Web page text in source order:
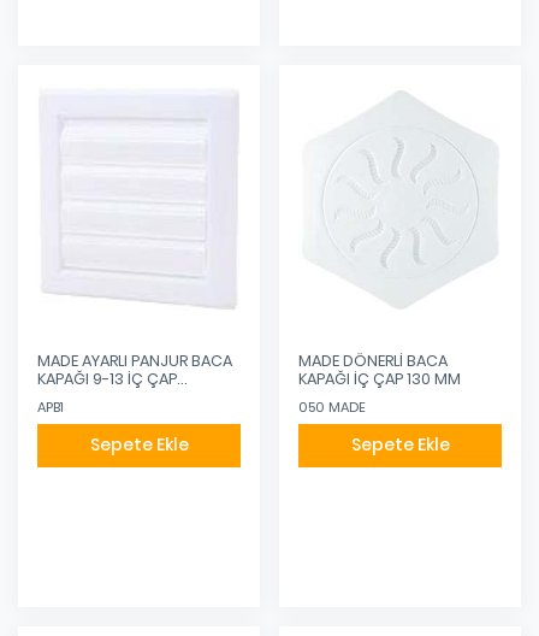
MADE AYARLI PANJUR BACA
KAPAĞI 9-13 İÇ ÇAP
APB1
Sepete Ekle
MADE DÖNERLİ BACA
KAPAĞI İÇ ÇAP 130 MM
050 MADE
Sepete Ekle